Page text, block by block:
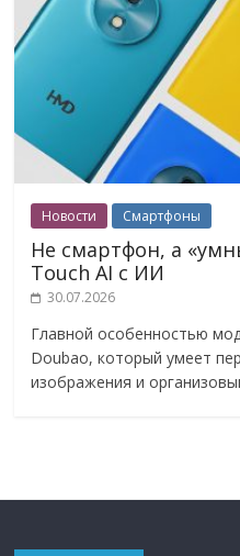
Новости Смартфоны
Не смартфон, а
Touch AI с ИИ
30.07.2026
Главной особенностью
Doubao, который умеет
изображения и